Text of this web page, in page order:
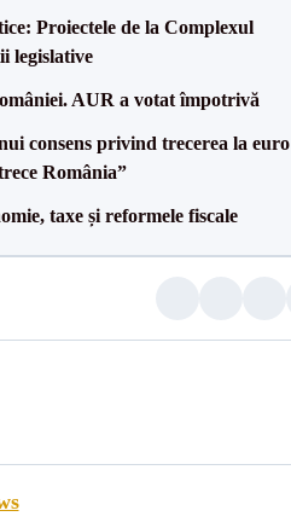
Proiectele de la Complexul
legislative
AUR a votat împotrivă
consens privind trecerea la euro
România”
taxe și reformele fiscale